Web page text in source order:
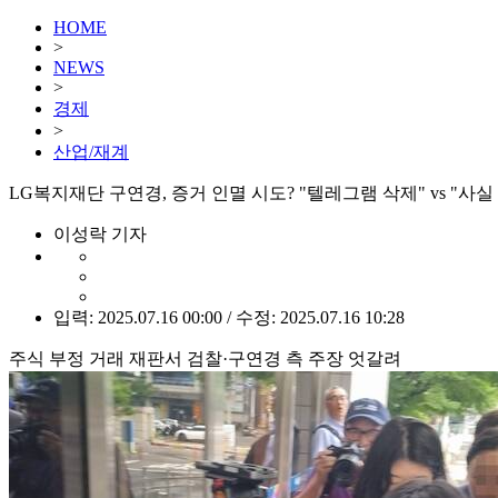
HOME
>
NEWS
>
경제
>
산업/재계
LG복지재단 구연경, 증거 인멸 시도? "텔레그램 삭제" vs "사
이성락 기자
입력: 2025.07.16 00:00 / 수정: 2025.07.16 10:28
주식 부정 거래 재판서 검찰·구연경 측 주장 엇갈려